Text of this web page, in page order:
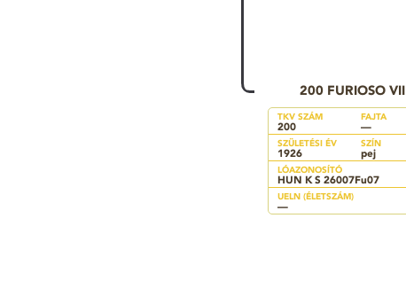
200 FURIOSO VII
TKV SZÁM
200
FAJTA
—
SZÜLETÉSI ÉV
1926
SZÍN
pej
LÓAZONOSÍTÓ
HUN K S 26007Fu07
UELN (ÉLETSZÁM)
—